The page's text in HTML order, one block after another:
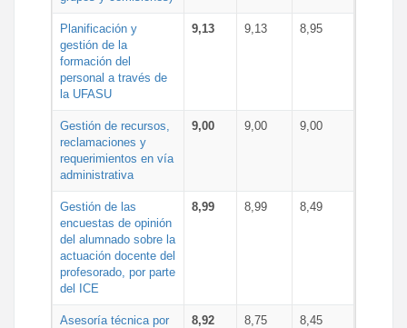
Planificación y
gestión de la
formación del
personal a través de
la UFASU
9,13 9,13 8,95
Gestión de recursos,
reclamaciones y
requerimientos en vía
administrativa
9,00 9,00 9,00
Gestión de las
encuestas de opinión
del alumnado sobre la
actuación docente del
profesorado, por parte
del ICE
8,99 8,99 8,49
Asesoría técnica por
8,92 8,75 8,45